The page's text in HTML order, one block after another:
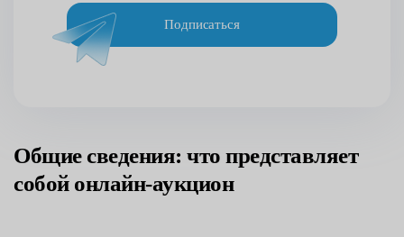
Подписаться
Общие сведения: что представляет
собой онлайн-аукцион